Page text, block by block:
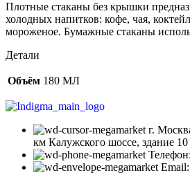
Плотные стаканы без крышки
холодных напитков: кофе, чая,
мороженое. Бумажные стаканы
Детали
Объём 180 МЛ
г.
км Калужского шоссе, здание 10